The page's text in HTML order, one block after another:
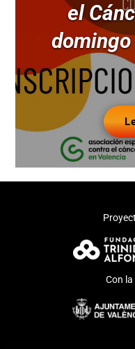
el
Con